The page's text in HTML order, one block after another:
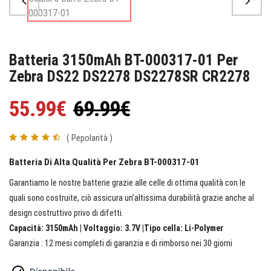
Batteria 3150mAh BT-000317-01 Per
Zebra DS22 DS2278 DS2278SR CR2278
55.99€ 69.99€
( Pepolarità )
Batteria Di Alta Qualità Per Zebra BT-000317-01
Garantiamo le nostre batterie grazie alle celle di ottima qualità con le
quali sono costruite, ciò assicura un’altissima durabilità grazie anche al
design costruttivo privo di difetti.
Capacità: 3150mAh | Voltaggio: 3.7V |Tipo cella: Li-Polymer
Garanzia : 12 mesi completi di garanzia e di rimborso nei 30 giorni